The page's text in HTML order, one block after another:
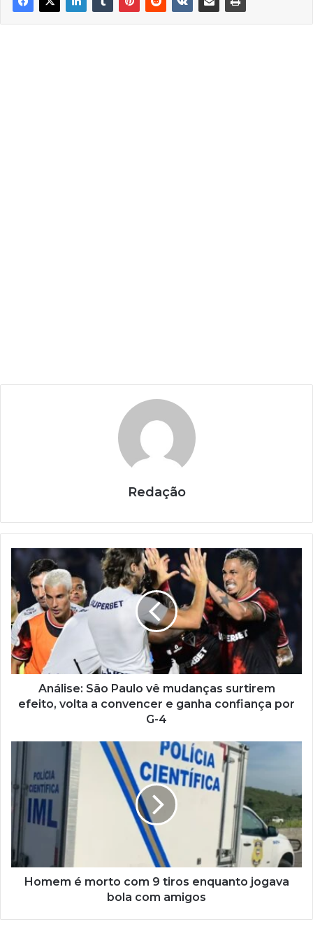
Redação
Análise: São Paulo vê mudanças surtirem
efeito, volta a convencer e ganha confiança por
G-4
Homem é morto com 9 tiros enquanto jogava
bola com amigos